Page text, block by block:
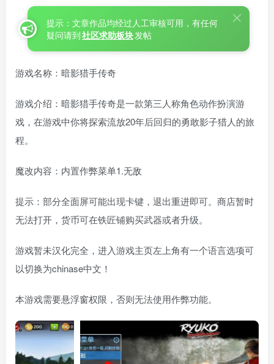
提示：文章作品均经过人工审核可用，有任何
疑问请到社区求助板块发帖
游戏名称：暗影猎手传奇
游戏介绍：暗影猎手传奇是一款第三人称角色动作扮演游
戏，在游戏中你将探索流放20年后回归的勇敢影子猎人的旅
程。
魔改内容：内置作弊菜单1.无敌
提示：部分全面屏可能出现卡键，退出重进即可。商店暂时
无法打开，货币可在铁匠铺购买武器或者升级。
游戏暂未汉化完全，进入游戏主页左上角有一个语言选项可
以切换为chinase中文！
本游戏需要悬浮窗权限，否则无法使用作弊功能。